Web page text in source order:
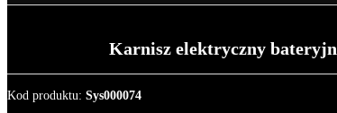
Karnisz elektryczny
Kod produktu: Sys000074